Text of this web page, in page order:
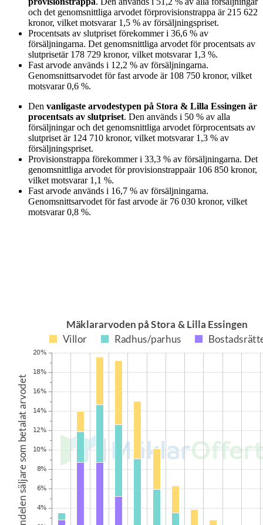
och det genomsnittliga arvodet förprovisionstrappa är 215 622
kronor, vilket motsvarar 1,5 % av försäljningspriset.
Procentsats av slutpriset förekommer i 36,6 % av
försäljningarna. Det genomsnittliga arvodet för procentsats av
slutprisetär 178 729 kronor, vilket motsvarar 1,3 %.
Fast arvode används i 12,2 % av försäljningarna.
Genomsnittsarvodet för fast arvode är 108 750 kronor, vilket
motsvarar 0,6 %.
Den vanligaste arvodestypen på Stora & Lilla Essingen är
procentsats av slutpriset. Den används i 50 % av alla
försäljningar och det genomsnittliga arvodet förprocentsats av
slutpriset är 124 710 kronor, vilket motsvarar 1,3 % av
försäljningspriset.
Provisionstrappa förekommer i 33,3 % av försäljningarna. Det
genomsnittliga arvodet för provisionstrappaär 106 850 kronor,
vilket motsvarar 1,1 %.
Fast arvode används i 16,7 % av försäljningarna.
Genomsnittsarvodet för fast arvode är 76 030 kronor, vilket
motsvarar 0,8 %.